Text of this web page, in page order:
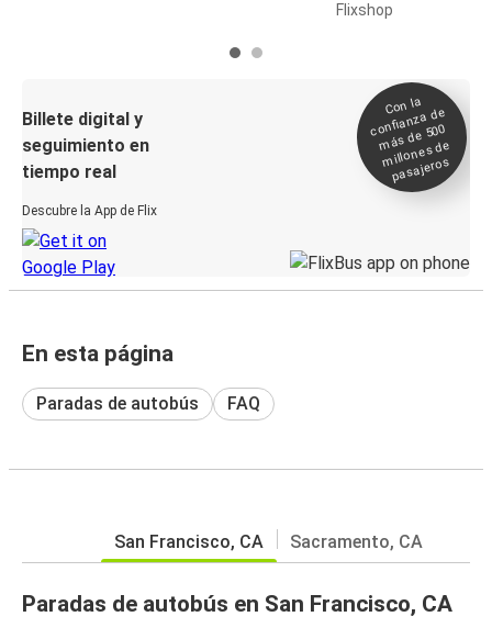
Flixshop
Billete digital y
seguimiento en
tiempo real
Descubre la App de Flix
Con la
confianza de
más de 500
millones de
pasajeros
En esta página
Paradas de autobús FAQ
San Francisco, CA Sacramento, CA
Paradas de autobús en San Francisco, CA